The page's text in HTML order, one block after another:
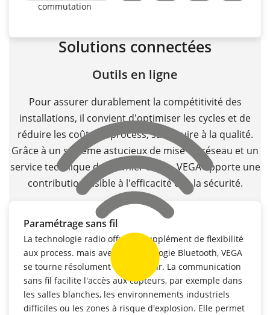
commutation
Solutions connectées
Outils en ligne
Pour assurer durablement la compétitivité des
installations, il convient d'optimiser les cycles et de
réduire les coûts de process, sans nuire à la qualité.
Grâce à un système astucieux de mise en réseau et un
service technique de premier ordre, VEGA apporte une
contribution visible à l'efficacité et à la sécurité.
Paramétrage sans fil
La technologie radio offre un supplément de flexibilité
aux process. mais avec la technologie Bluetooth, VEGA
se tourne résolument vers l'avenir. La communication
sans fil facilite l'accès aux capteurs, par exemple dans
les salles blanches, les environnements industriels
difficiles ou les zones à risque d'explosion. Elle permet